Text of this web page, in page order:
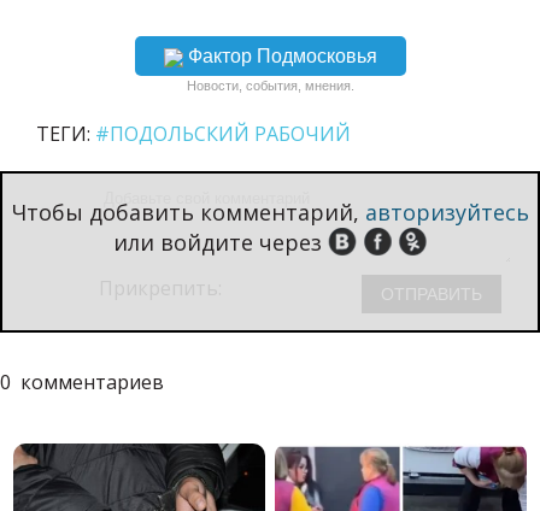
Фактор Подмосковья
Новости, события, мнения.
ТЕГИ: #ПОДОЛЬСКИЙ РАБОЧИЙ
Чтобы добавить комментарий, авторизуйтесь
или войдите через
0 комментариев